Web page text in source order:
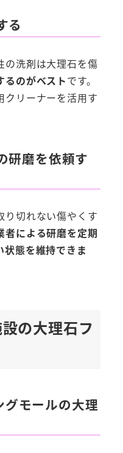
る
の洗剤は大理石を傷
るのがベストです。
クリーナーを活用す
研磨を依頼す
り切れない傷やくす
者による研磨を定期
状態を維持できま
の大理石フ
モールの大理